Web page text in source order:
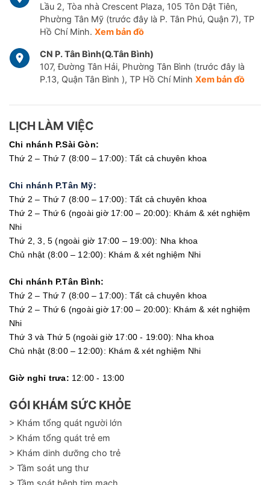
Lầu 2, Tòa nhà Crescent Plaza, 105 Tôn Dật Tiên,
Phường Tân Mỹ (trước đây là P. Tân Phú, Quận 7), TP
Hồ Chí Minh. Xem bản đồ
CN P. Tân Bình(Q.Tân Bình)
107, Đường Tân Hải, Phường Tân Bình (trước đây là
P.13, Quận Tân Bình ), TP Hồ Chí Minh Xem bản đồ
LỊCH LÀM VIỆC
Chi nhánh P.Sài Gòn:
Thứ 2 – Thứ 7 (8:00 – 17:00): Tất cả chuyên khoa
Chi nhánh P.Tân Mỹ:
Thứ 2 – Thứ 7 (8:00 – 17:00): Tất cả chuyên khoa
Thứ 2 – Thứ 6 (ngoài giờ 17:00 – 20:00): Khám & xét nghiệm
Nhi
Thứ 2, 3, 5 (ngoài giờ 17:00 – 19:00): Nha khoa
Chủ nhật (8:00 – 12:00): Khám & xét nghiệm Nhi
Chi nhánh P.Tân Bình:
Thứ 2 – Thứ 7 (8:00 – 17:00): Tất cả chuyên khoa
Thứ 2 – Thứ 6 (ngoài giờ 17:00 – 20:00): Khám & xét nghiệm
Nhi
Thứ 3 và Thứ 5 (ngoài giờ 17:00 - 19:00): Nha khoa
Chủ nhật (8:00 – 12:00): Khám & xét nghiệm Nhi
Giờ nghỉ trưa: 12:00 - 13:00
GÓI KHÁM SỨC KHỎE
> Khám tổng quát người lớn
> Khám tổng quát trẻ em
> Khám dinh dưỡng cho trẻ
> Tầm soát ung thư